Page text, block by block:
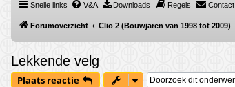
Snelle links V&A Downloads Regels Contact
Forumoverzicht Clio 2 (Bouwjaren van 1998 tot 2009)
Lekkende velg
Plaats reactie